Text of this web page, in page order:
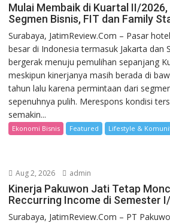
Mulai Membaik di Kuartal II/
Segmen Bisnis, FIT dan Family
Surabaya, JatimReview.Com – Pasar
besar di Indonesia termasuk Jakarta dan
bergerak menuju pemulihan sepanjang
meskipun kinerjanya masih berada di
tahun lalu karena permintaan dari
sepenuhnya pulih. Merespons kondisi
semakin...
Ekonomi Bisnis Featured Lifestyle &
Aug 2, 2026 admin
Kinerja Pakuwon Jati Tetap
Reccurring Income di Semester
Surabaya, JatimReview.Com – PT